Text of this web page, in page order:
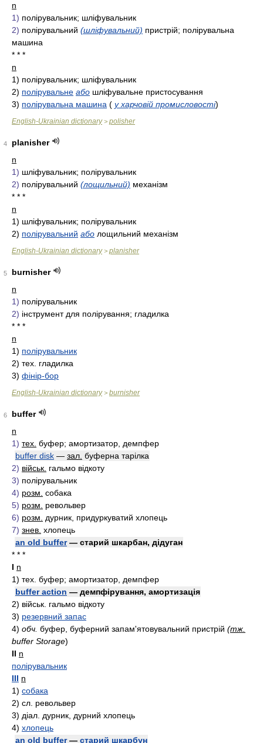
n
1) полірувальник; шліфувальник
2) полірувальний (шліфувальний) пристрій; полірувальна
машина
* * *
n
1) полірувальник; шліфувальник
2) полірувальне або шліфувальне пристосування
3) полірувальна машина ( у харчовій промисловості)
English-Ukrainian dictionary> polisher
4
planisher
n
1) шліфувальник; полірувальник
2) полірувальний (лощильний) механізм
* * *
n
1) шліфувальник; полірувальник
2) полірувальний або лощильний механізм
English-Ukrainian dictionary> planisher
5
burnisher
n
1) полірувальник
2) інструмент для полірування; гладилка
* * *
n
1) полірувальник
2) тex. гладилка
3) фінір-бор
English-Ukrainian dictionary> burnisher
6
buffer
n
1) тех. буфер; амортизатор, демпфер
buffer disk — зал. буферна тарілка
2) військ. гальмо відкоту
3) полірувальник
4) розм. собака
5) розм.
револьвер
6) розм.
дурник, придуркуватий хлопець
7) знев. хлопець
an old buffer— старий шкарбан, дідуган
* * *
I n
1) тex. буфер; амортизатор, демпфер
buffer action — демпфірування, амортизація
2) вiйcьк. гальмо відкоту
3) резервний запас
4) обч. буфер, буферний запам'ятовувальний пристрій (тж.
buffer Storage)
II n
полірувальник
III n
1) собака
2) cл. револьвер
3) дiaл. дурник, дурний хлопець
4) хлопець
an old buffer— старий шкарбун